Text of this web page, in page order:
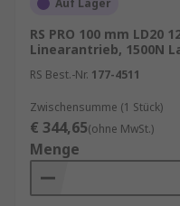
Auf Lager
RS PRO 100 mm LD20
Linearantrieb, 1500N
RS Best.-Nr. 177-4511
Zwischensumme (1 Stück)
€ 344,65(ohne MwSt.)
Menge